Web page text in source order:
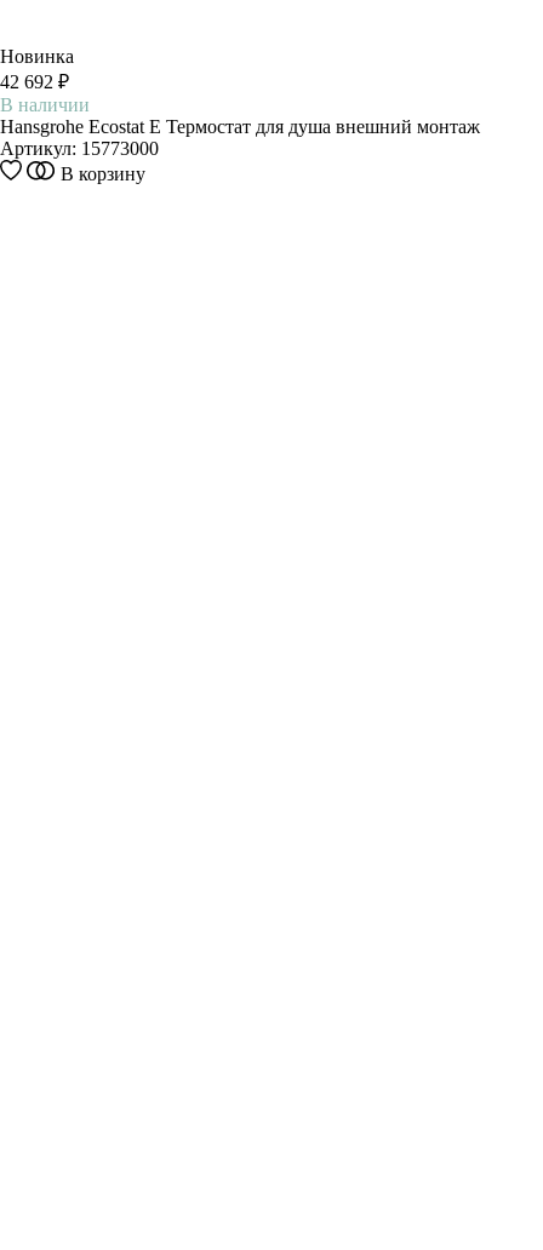
Новинка
42 692 ₽
В наличии
Hansgrohe Ecostat E Термостат для душа внешний монтаж
Артикул: 15773000
В корзину